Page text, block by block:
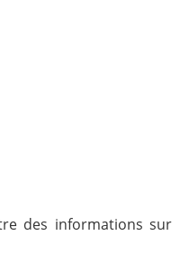
des informations sur